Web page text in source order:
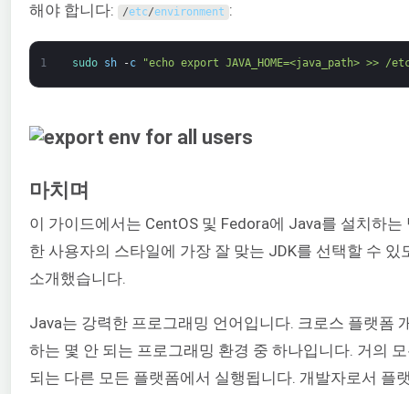
해야 합니다:
/etc/environment :
1 sudo sh -c "echo export JAVA_HOME=<java_path> >> /
마치며
이 가이드에서는 CentOS 및 Fedora에 Java를 설치하
한 사용자의 스타일에 가장 잘 맞는 JDK를 선택할 수 있
소개했습니다.
Java는 강력한 프로그래밍 언어입니다. 크로스 플랫폼
하는 몇 안 되는 프로그래밍 환경 중 하나입니다. 거의
되는 다른 모든 플랫폼에서 실행됩니다. 개발자로서 플